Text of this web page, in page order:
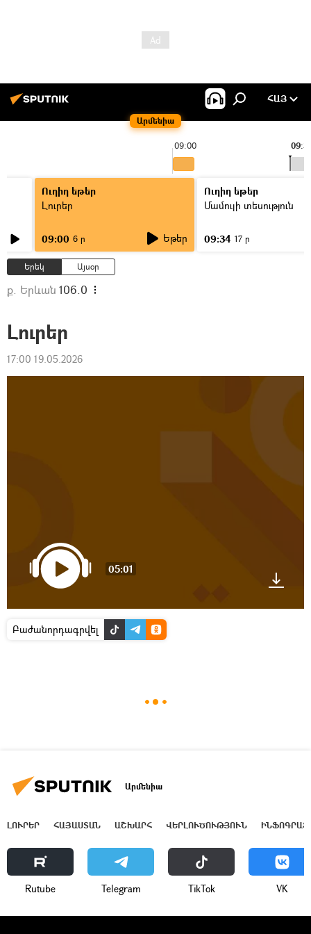
Արմենիա
ՀԱՅ
09:00
Ուղիղ եթեր
Լուրեր
09:00 6 ր Եթեր
Ուղիղ եթեր
Մամուլի տեսություն
09:34 17 ր
Երեկ Այսօր
ք. Երևան 106.0
Լուրեր
17:00 19.05.2026
05:01
Բաժանորդագրվել
Արմենիա
ԼՈՒՐԵՐ ՀԱՅԱՍՏԱՆ ԱՇԽԱՐՀ ՎԵՐԼՈՒԾՈՒԹՅՈՒՆ
Rutube Telegram ТikТоk VK